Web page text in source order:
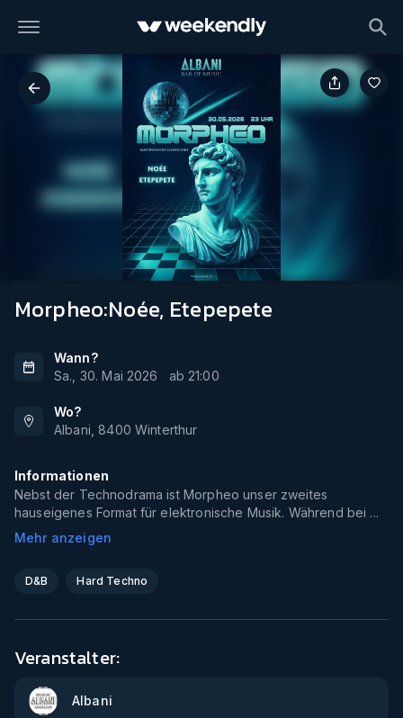
Morpheo:Noée, Etepepete
Wann?
Sa., 30. Mai 2026
ab 21:00
Wo?
Albani ,8400 Winterthur
Informationen
Nebst der Technodrama ist Morpheo unser zweites
hauseigenes Format für elektronische Musik. Während bei ...
Mehr anzeigen
D&B Hard Techno
Veranstalter:
Albani